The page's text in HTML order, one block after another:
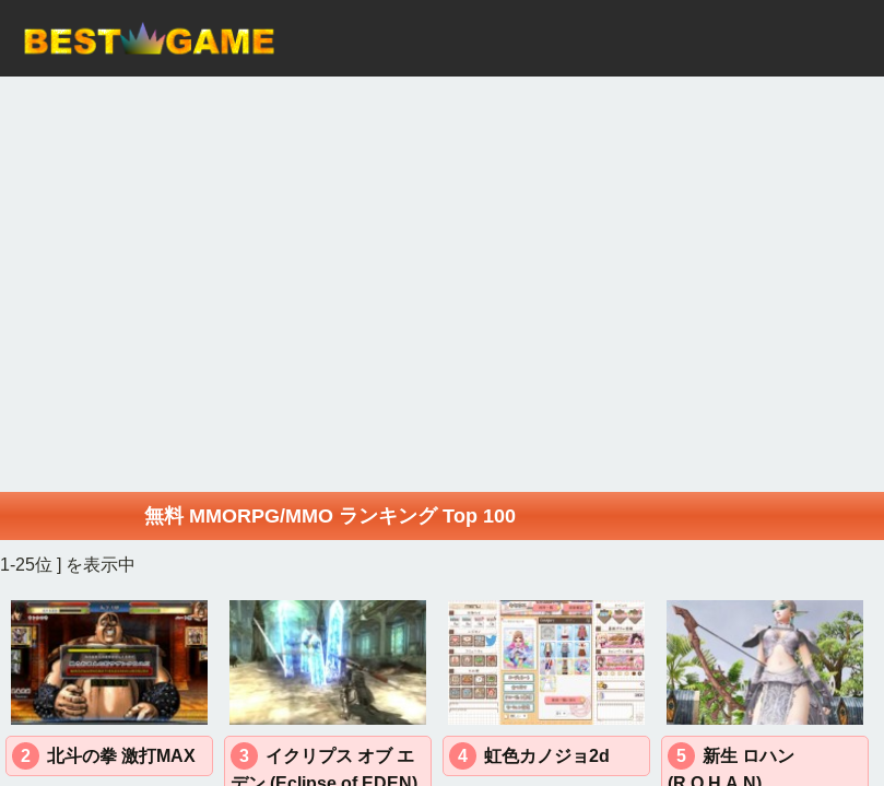
無料 MMORPG/MMO ランキング Top 100
1-25位 ] を表示中
2 北斗の拳 激打MAX 3
イクリプス オブ エ
4 虹色カノジョ2d 5
新生 ロハン